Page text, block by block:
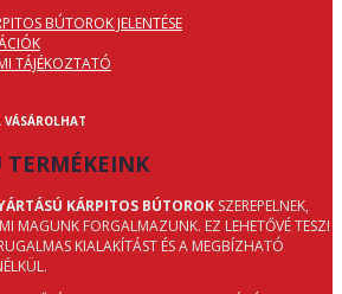
BÚTOROK JELENTÉSE
TÁJÉKOZTATÓ
TERMÉKEINK
KÁRPITOS BÚTOROK SZEREPELNEK,
MAGUNK FORGALMAZUNK. EZ LEHETŐVÉ TESZI
KIALAKÍTÁST ÉS A MEGBÍZHATÓ